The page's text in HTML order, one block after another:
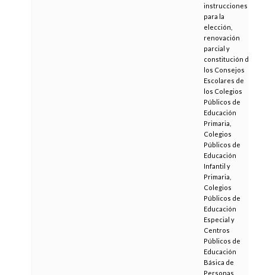
instrucciones
para la
elección,
renovación
parcial y
constitución de
los Consejos
Escolares de
los Colegios
Públicos de
Educación
Primaria,
Colegios
Públicos de
Educación
Infantil y
Primaria,
Colegios
Públicos de
Educación
Especial y
Centros
Públicos de
Educación
Básica de
Personas